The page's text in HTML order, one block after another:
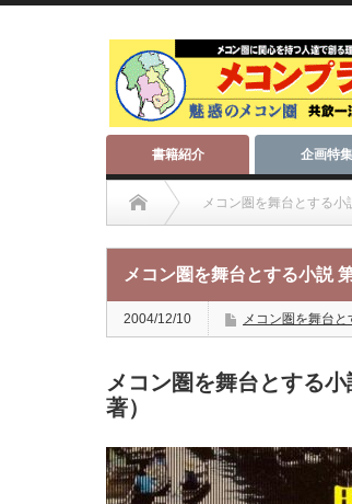
書籍紹介 企画特集
メコン圏を舞台とする小
メコン圏を舞台とする小説
2004/12/10 メコン圏を舞台と
メコン圏を舞台とする
著）